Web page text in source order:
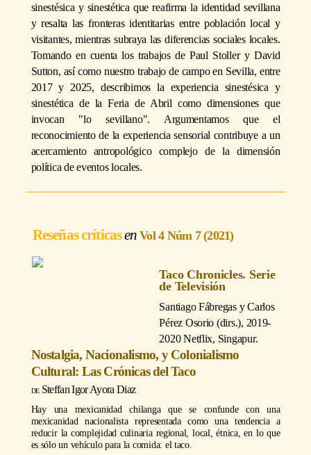
sinestésica y sinestética que reafirma la identidad sevillana
y resalta las fronteras identitarias entre población local y
visitantes, mientras subraya las diferencias sociales locales.
Tomando en cuenta los trabajos de Paul Stoller y David
Sutton, así como nuestro trabajo de campo en Sevilla, entre
2017 y 2025, describimos la experiencia sinestésica y
sinestética de la Feria de Abril como dimensiones que
invocan "lo sevillano". Argumentamos que el
reconocimiento de la experiencia sensorial contribuye a un
acercamiento antropológico complejo de la dimensión
política de eventos locales.
Reseñas críticas Vol 4 Núm 7 (2021)
Taco Chronicles. Serie
de Televisión
Santiago Fábregas y Carlos
Pérez Osorio (dirs.), 2019-
2020 Netflix, Singapur.
Nostalgia, Nacionalismo, y Colonialismo
Cultural: Las Crónicas del Taco
Steffan Igor Ayora Diaz
Hay una mexicanidad chilanga que se confunde con una
mexicanidad nacionalista representada como una tendencia a
reducir la complejidad culinaria regional, local, étnica, en lo que
es sólo un vehículo para la comida: el taco.